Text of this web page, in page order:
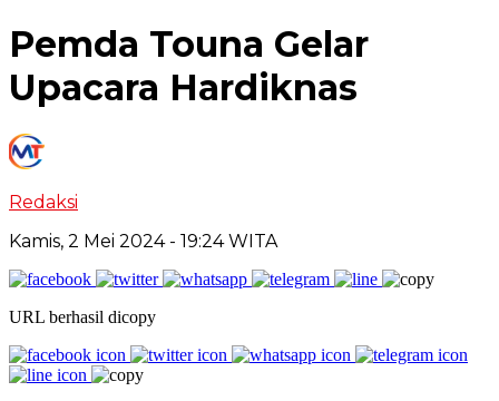
Pemda Touna Gelar
Upacara Hardiknas
Redaksi
Kamis, 2 Mei 2024 - 19:24 WITA
URL berhasil dicopy